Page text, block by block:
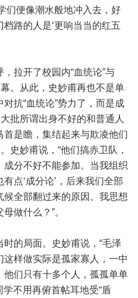
们便像潮水般地冲入去，好
路的人是‘更响当当的红五
拉开了校园内“血统论”与
。从此，史妙甫再也不是单
抗“血统论”势力了，而是成
批所谓出身不好的和普通人
是瞻，集结起来与欺凌他们
史妙甫说，“他们搞赤卫队，
分不好不能参加。当我组织
点‘成分论’，后来我们全部
全部翻过来的原因。我思想
做什么？”。
的局面。史妙甫说，“毛泽
样做实际是孤家寡人，一中
们只有十多个人，孤孤单单
学不用再俯首帖耳地受“盾